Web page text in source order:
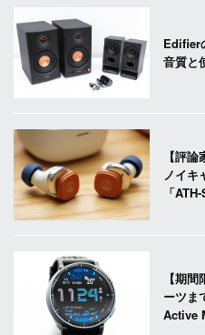
Edifier
音質と
【評
ノイキ
「
【期
ーツま
Active